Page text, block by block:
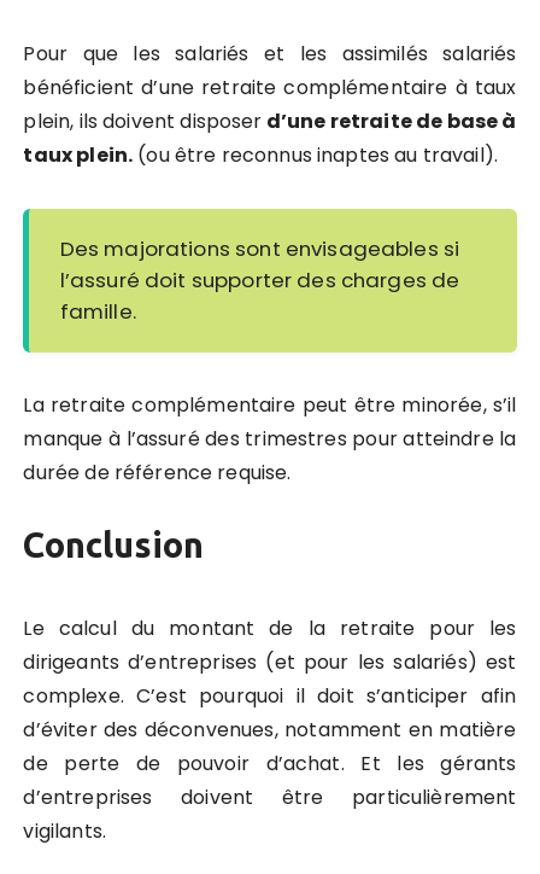
Pour que les salariés et les assimilés salariés
bénéficient d’une retraite complémentaire à taux
plein, ils doivent disposer d’une retraite de base à
taux plein. (ou être reconnus inaptes au travail).
Des majorations sont envisageables si
l’assuré doit supporter des charges de
famille.
La retraite complémentaire peut être minorée, s’il
manque à l’assuré des trimestres pour atteindre la
durée de référence requise.
Conclusion
Le calcul du montant de la retraite pour les
dirigeants d’entreprises (et pour les salariés) est
complexe. C’est pourquoi il doit s’anticiper afin
d’éviter des déconvenues, notamment en matière
de perte de pouvoir d’achat. Et les gérants
d’entreprises doivent être particulièrement
vigilants.